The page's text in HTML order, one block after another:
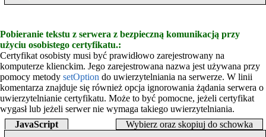
Pobieranie tekstu z serwera z bezpieczną komunikacją przy
użyciu osobistego certyfikatu.:
Certyfikat osobisty musi być prawidłowo zarejestrowany na
komputerze klienckim. Jego zarejestrowana nazwa jest używana przy
pomocy metody setOption do uwierzytelniania na serwerze. W linii
komentarza znajduje się również opcja ignorowania żądania serwera o
uwierzytelnianie certyfikatu. Może to być pomocne, jeżeli certyfikat
wygasł lub jeżeli serwer nie wymaga takiego uwierzytelniania.
JavaScript
Wybierz oraz skopiuj do schowka